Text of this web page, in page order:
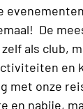
De
als club,
en
met onze
en nabije,